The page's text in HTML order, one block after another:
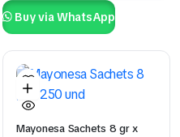
Buy via WhatsApp
Mayonesa Sachets 8 gr x